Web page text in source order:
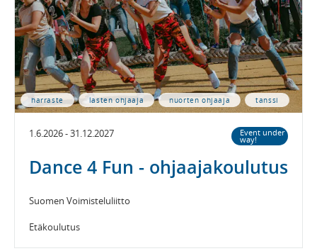
harraste lasten ohjaaja nuorten ohjaaja tanssi
1.6.2026 - 31.12.2027 Event under
way!
Dance 4 Fun - ohjaajakoulutus
Suomen Voimisteluliitto
Etäkoulutus